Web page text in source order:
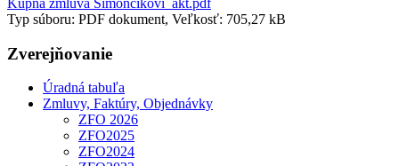
Typ súboru: PDF dokument, Veľkosť: 705,27 kB
Zverejňovanie
Úradná tabuľa
Zmluvy, Faktúry, Objednávky
ZFO 2026
ZFO2025
ZFO2024